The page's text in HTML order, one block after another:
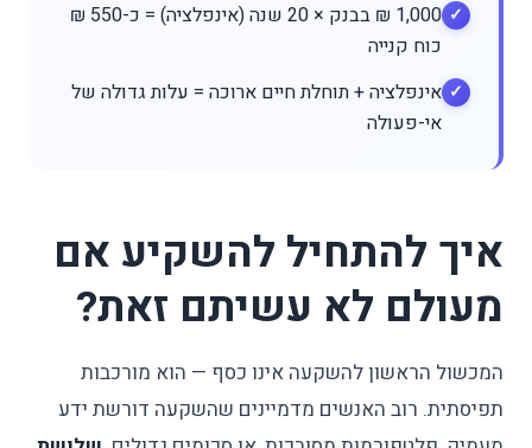
1,000 ₪ בבנק × 20 שנה (אינפלציה) = כ-550 ₪
כוח קנייה
אינפלציה + תוחלת חיים ארוכה = עלות גדולה של
אי-פעולה
איך להתחיל להשקיע אם
מעולם לא עשיתם זאת?
המכשול הראשון להשקעה אינו כסף — הוא מורכבות
תפיסתית. רוב האנשים מדמיינים שהשקעה דורשת ידע